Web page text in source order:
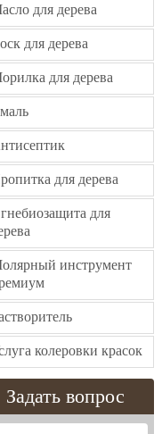
для дерева
для дерева
для дерева
для дерева
для
инструмент
колеровки красок
Задать вопрос